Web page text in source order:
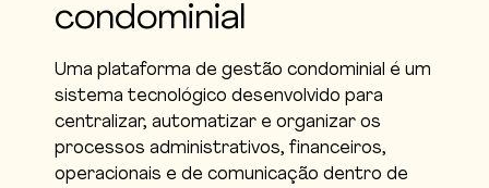
condominial
Uma plataforma de gestão condominial é um
sistema tecnológico desenvolvido para
centralizar, automatizar e organizar os
processos administrativos, financeiros,
operacionais e de comunicação dentro de